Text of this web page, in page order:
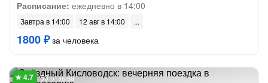
Расписание: ежедневно в 14:00
Завтра в 14:00 12 авг в 14:00
1800 ₽за человека
53 отзыва